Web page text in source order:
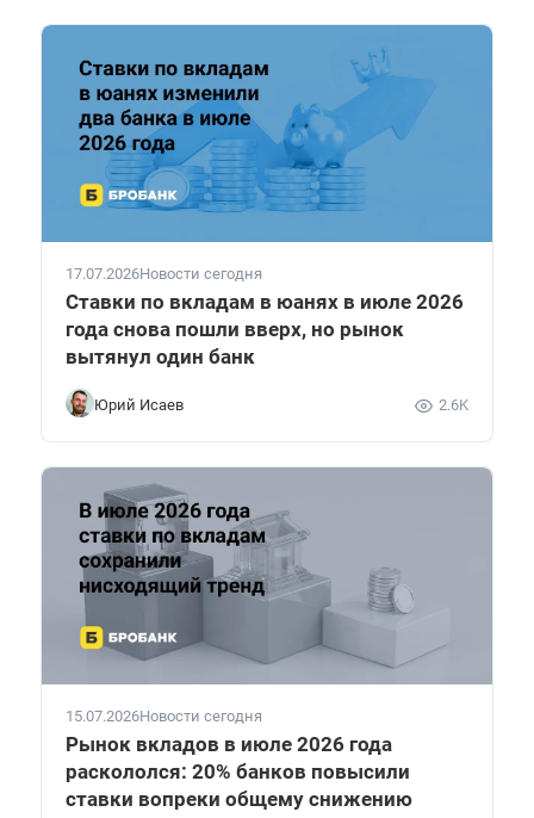
17.07.2026Новости сегодня
Ставки по вкладам в юанях в июле 2026
года снова пошли вверх, но рынок
вытянул один банк
Юрий Исаев 2.6K
15.07.2026Новости сегодня
Рынок вкладов в июле 2026 года
раскололся: 20% банков повысили
ставки вопреки общему снижению